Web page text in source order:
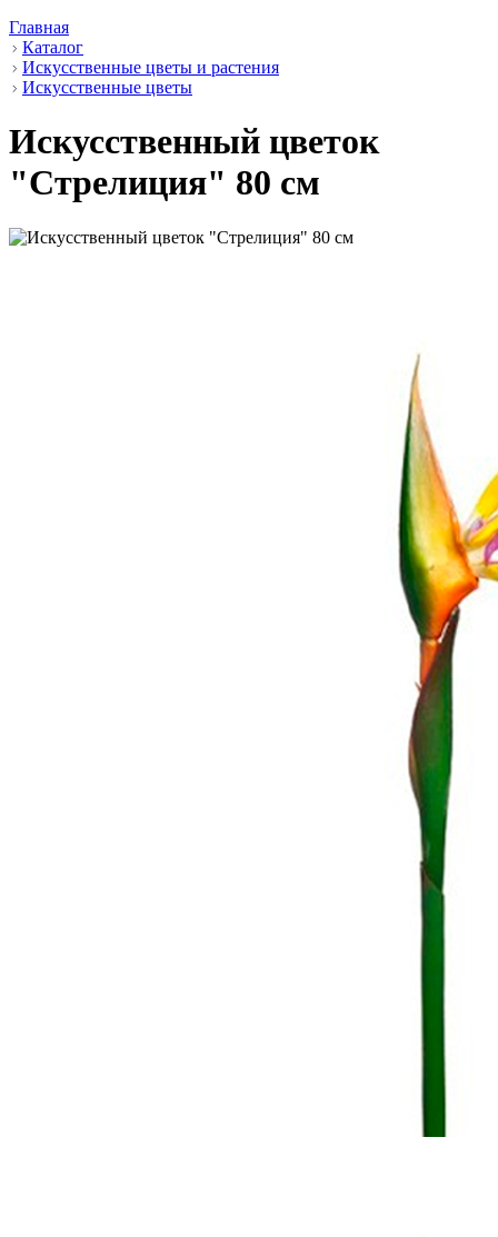
Главная
Каталог
Искусственные цветы и растения
Искусственные цветы
Искусственный цветок
"Стрелиция" 80 см